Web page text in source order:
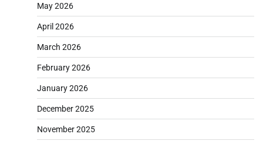
May 2026
April 2026
March 2026
February 2026
January 2026
December 2025
November 2025